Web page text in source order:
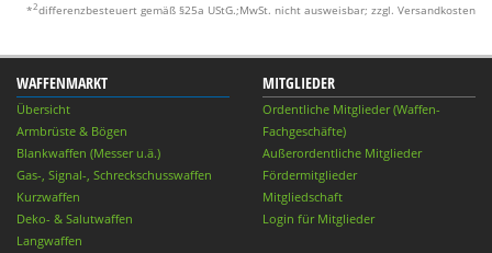
*2differenzbesteuert gemäß §25a UStG.;MwSt. nicht ausweisbar; zzgl. Versandkosten
WAFFENMARKT
Übersicht
Armbrüste & Bögen
Blankwaffen (Messer u.ä.)
Gas-, Signal-, Schreckschusswaffen
Kurzwaffen
Deko- & Salutwaffen
Langwaffen
MITGLIEDER
Ordentliche Mitglieder (Waffen-
Fachgeschäfte)
Außerordentliche Mitglieder
Fördermitglieder
Mitgliedschaft
Login für Mitglieder